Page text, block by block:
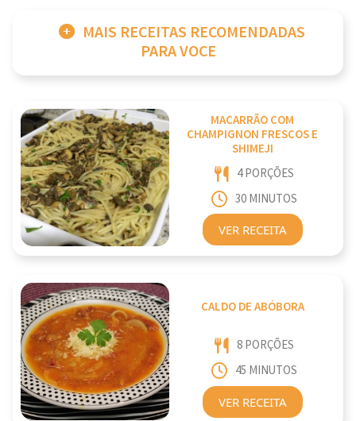
MAIS RECEITAS RECOMENDADAS
PARA VOCE
MACARRÃO COM
CHAMPIGNON FRESCOS E
SHIMEJI
4 PORÇÕES
30 MINUTOS
VER RECEITA
CALDO DE ABÓBORA
8 PORÇÕES
45 MINUTOS
VER RECEITA